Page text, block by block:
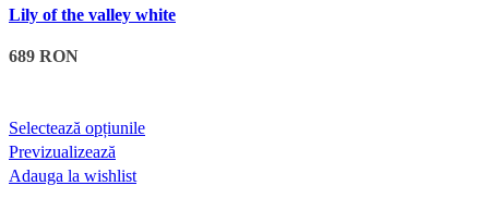
produsului.
multe
alese
Lily of the valley white
689 RON
Selectează opțiunileAcest
Previzualizează
Adauga la wishlist